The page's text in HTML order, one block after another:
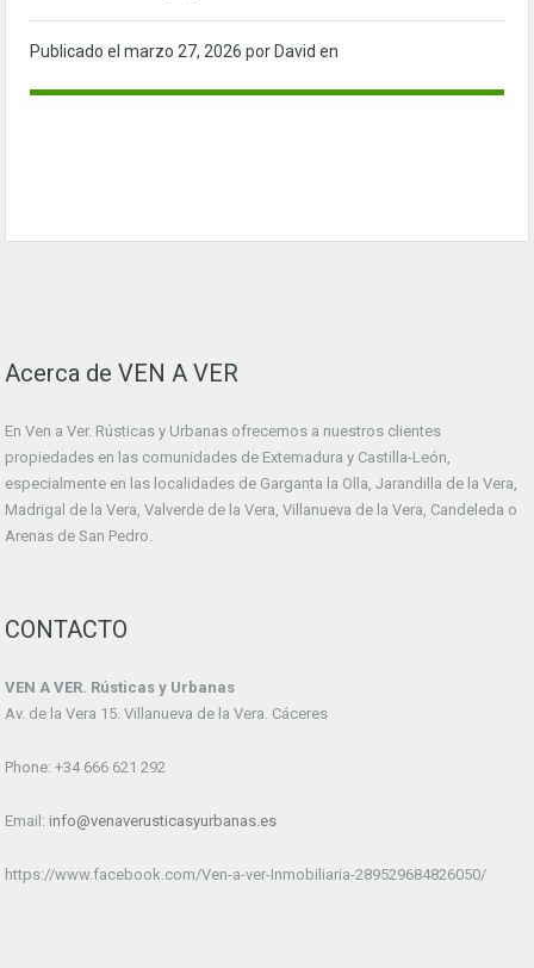
Publicado el marzo 27, 2026 por David en
Acerca de VEN A VER
En Ven a Ver. Rústicas y Urbanas ofrecemos a nuestros clientes
propiedades en las comunidades de Extemadura y Castilla-León,
especialmente en las localidades de Garganta la Olla, Jarandilla de la Vera,
Madrigal de la Vera, Valverde de la Vera, Villanueva de la Vera, Candeleda o
Arenas de San Pedro.
CONTACTO
VEN A VER. Rústicas y Urbanas
Av. de la Vera 15. Villanueva de la Vera. Cáceres
Phone: +34 666 621 292
Email: info@venaverusticasyurbanas.es
https://www.facebook.com/Ven-a-ver-Inmobiliaria-289529684826050/